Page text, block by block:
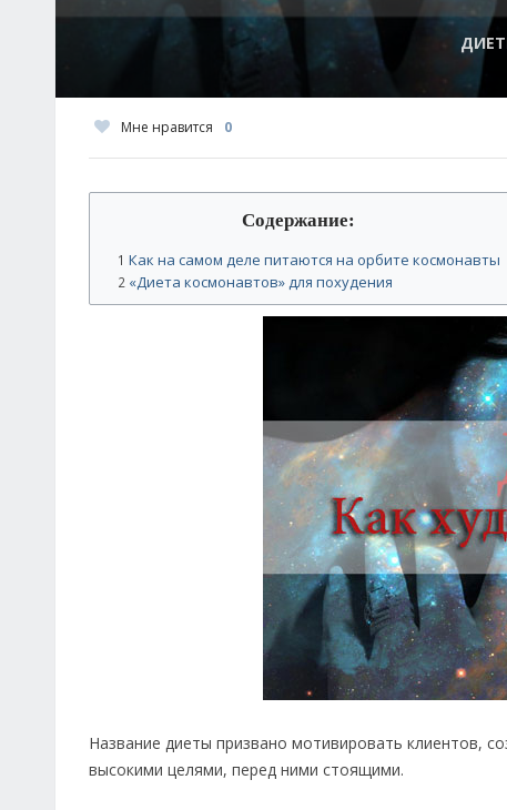
Мне нравится 0
Содержание:
1 Как на самом деле питаются на орбите космонавты
2 «Диета космонавтов» для похудения
Название диеты призвано мотивировать клиентов,
высокими целями, перед ними стоящими.